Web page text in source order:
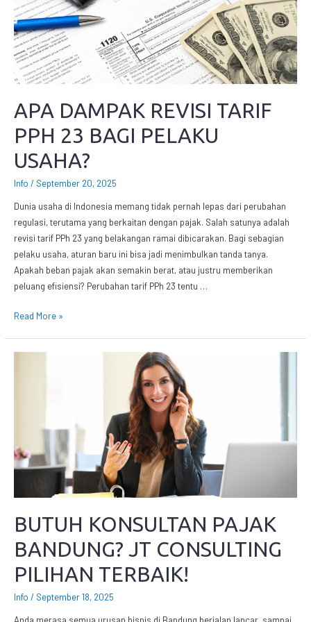
APA DAMPAK REVISI TARIF
PPH 23 BAGI PELAKU
USAHA?
Info / September 20, 2025
Dunia usaha di Indonesia memang tidak pernah lepas dari perubahan
regulasi, terutama yang berkaitan dengan pajak. Salah satunya adalah
revisi tarif PPh 23 yang belakangan ramai dibicarakan. Bagi sebagian
pelaku usaha, aturan baru ini bisa jadi menimbulkan tanda tanya.
Apakah beban pajak akan semakin berat, atau justru memberikan
peluang efisiensi? Perubahan tarif PPh 23 tentu …
Read More »
BUTUH KONSULTAN PAJAK
BANDUNG? JT CONSULTING
PILIHAN TERBAIK!
Info / September 18, 2025
Anda merasa semua urusan bisnis di Bandung berjalan lancar, sampai